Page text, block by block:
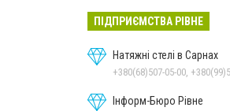
ПІДПРИЄМСТВА РІВНЕ
Натяжні стелі в Сарнах
Інформ-Бюро Рівне